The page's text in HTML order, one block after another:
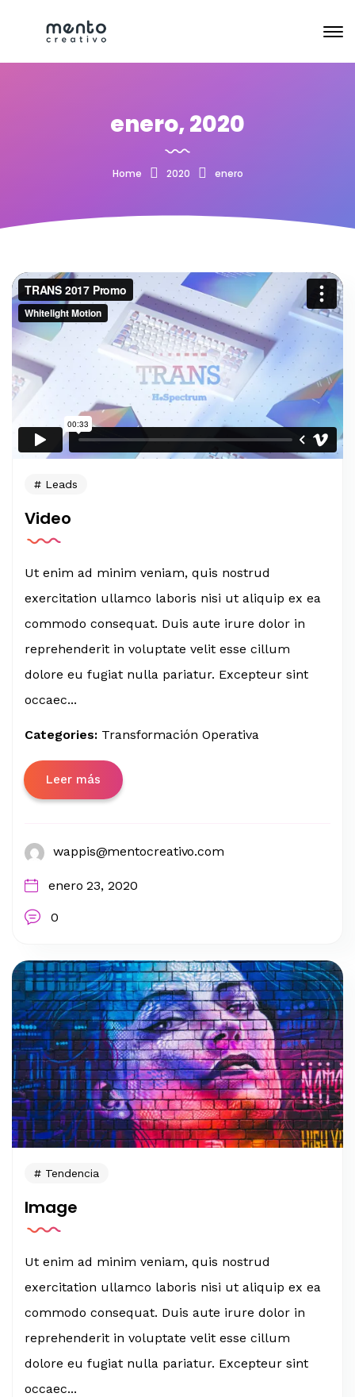
enero, 2020
Home 2020 enero
Leads
Video
Ut enim ad minim veniam, quis nostrud
exercitation ullamco laboris nisi ut aliquip ex ea
commodo consequat. Duis aute irure dolor in
reprehenderit in voluptate velit esse cillum
dolore eu fugiat nulla pariatur. Excepteur sint
occaec...
Categories: Transformación Operativa
Leer más
wappis@mentocreativo.com
enero 23, 2020
0
Tendencia
Image
Ut enim ad minim veniam, quis nostrud
exercitation ullamco laboris nisi ut aliquip ex ea
commodo consequat. Duis aute irure dolor in
reprehenderit in voluptate velit esse cillum
dolore eu fugiat nulla pariatur. Excepteur sint
occaec...